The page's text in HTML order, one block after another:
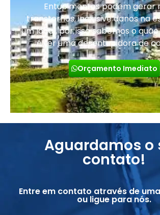
Entupimentos podem gerar
transtornos, inclusive danos na
um local, por isso sabemos o
é ter uma desentupidora de
Orçamento Imediato
Aguardamos o
contato!
Entre em contato através de
ou ligue para nós.